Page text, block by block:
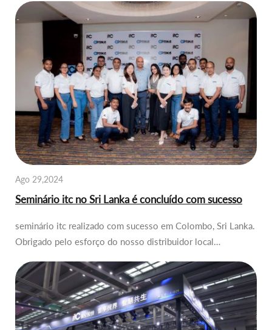
Ago 29,2024
Seminário itc no Sri Lanka é concluído com sucesso
seminário itc realizado com sucesso em Colombo, Sri Lanka.
Obrigado pelo esforço do nosso distribuidor local…